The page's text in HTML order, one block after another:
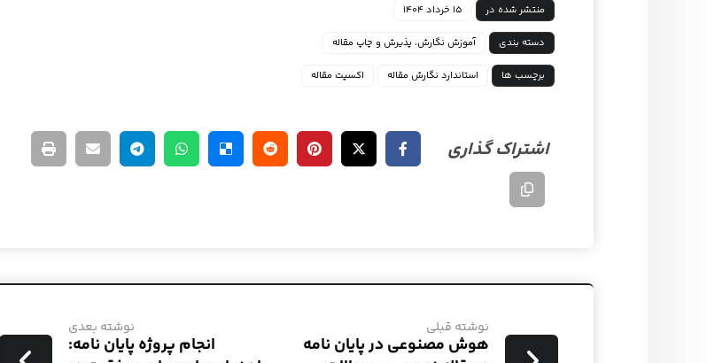
منتشر شده در ۱۵ خرداد ۱۴۰۴
دسته بندی آموزش نگارش، پذیرش و چاپ مقاله
برچسب ها استاندارد نگارش مقاله اکسپت مقاله
نوشته قبلی
هوش مصنوعی در پایان نامه
نوشته بعدی
انجام پروژه پایان نامه: